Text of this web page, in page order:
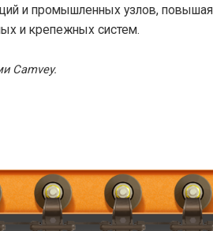
и промышленных узлов, повышая
и крепежных систем.
Camvey.